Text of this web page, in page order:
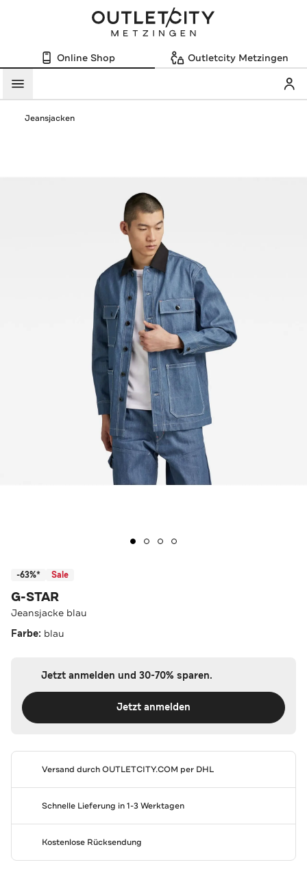
Online Shop Outletcity Metzingen
Menü
Jeansjacken
-63%* Sale
G-STAR
Jeansjacke blau
Farbe: blau
Jetzt anmelden und 30-70% sparen.
Jetzt anmelden
Versand durchOUTLETCITY.COM per DHL
Schnelle Lieferung in 1-3 Werktagen
Kostenlose Rücksendung